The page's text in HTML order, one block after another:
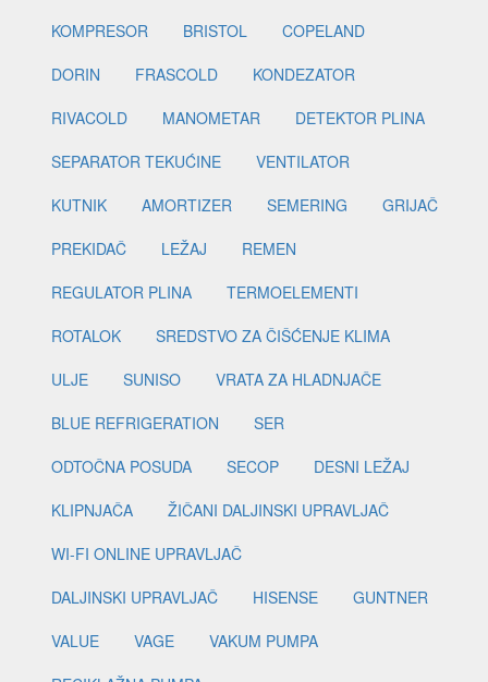
KOMPRESOR
BRISTOL
COPELAND
DORIN
FRASCOLD
KONDEZATOR
RIVACOLD
MANOMETAR
DETEKTOR PLINA
SEPARATOR TEKUĆINE
VENTILATOR
KUTNIK
AMORTIZER SEMERING
GRIJAČ
PREKIDAČ
LEŽAJ
REMEN
REGULATOR PLINA
TERMOELEMENTI
ROTALOK
SREDSTVO ZA ČIŠĆENJE KLIMA
ULJE
SUNISO
VRATA ZA HLADNJAČE
BLUE REFRIGERATION
SER
ODTOČNA POSUDA
SECOP
DESNI LEŽAJ
KLIPNJAČA
ŽIČANI DALJINSKI UPRAVLJAČ
WI-FI ONLINE UPRAVLJAČ
DALJINSKI UPRAVLJAČ
HISENSE
GUNTNER
VALUE
VAGE
VAKUM PUMPA